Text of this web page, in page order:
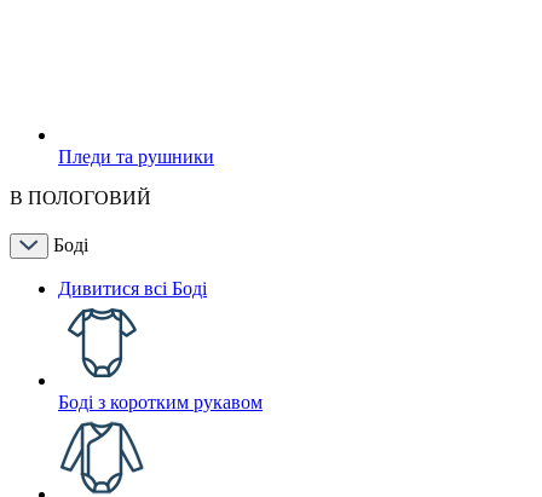
Пледи та рушники
В ПОЛОГОВИЙ
Боді
Дивитися всі Боді
Боді з коротким рукавом